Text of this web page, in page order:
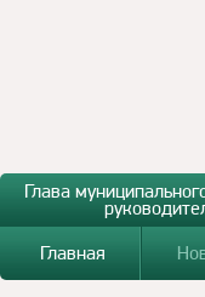
Глава
Главная